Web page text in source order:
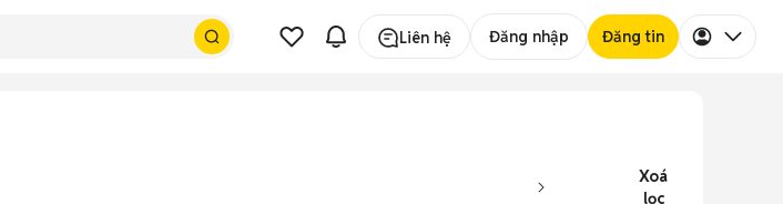
Liên hệ Đăng nhập Đăng tin
Xoá
lọc